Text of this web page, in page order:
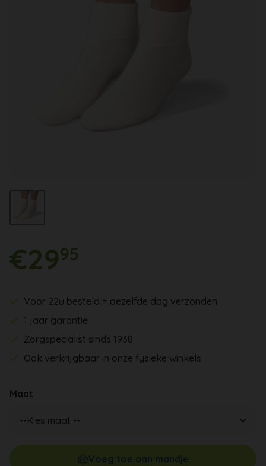
€2995
Voor 22u besteld = dezelfde dag verzonden
1 jaar garantie
Zorgspecialist sinds 1938
Ook verkrijgbaar in onze fysieke winkels
Maat